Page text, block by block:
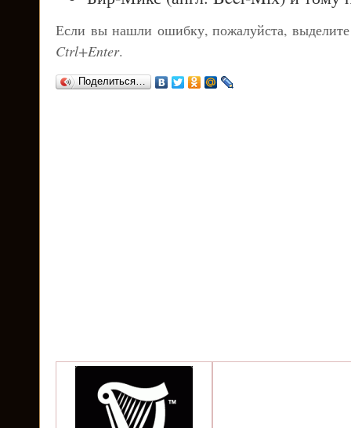
Если вы нашли ошибку, пожалуйста,
Ctrl+Enter.
Поделиться…